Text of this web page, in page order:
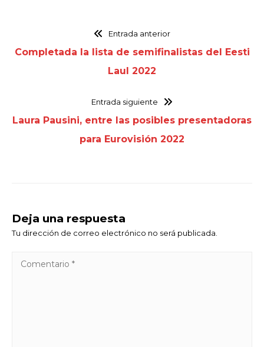
Entrada anterior
Completada la lista de semifinalistas del Eesti
Laul 2022
Entrada siguiente
Laura Pausini, entre las posibles presentadoras
para Eurovisión 2022
Deja una respuesta
Tu dirección de correo electrónico no será publicada.